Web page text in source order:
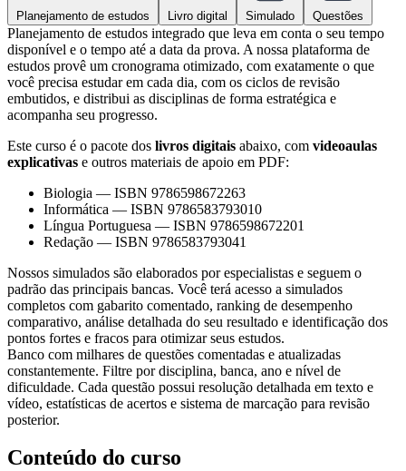
Planejamento de estudos Livro digital Simulado Questões
Planejamento de estudos integrado que leva em conta o seu tempo
disponível e o tempo até a data da prova. A nossa plataforma de
estudos provê um cronograma otimizado, com exatamente o que
você precisa estudar em cada dia, com os ciclos de revisão
embutidos, e distribui as disciplinas de forma estratégica e
acompanha seu progresso.
Este curso é o pacote dos livros digitais abaixo, com videoaulas
explicativas e outros materiais de apoio em PDF:
Biologia — ISBN 9786598672263
Informática — ISBN 9786583793010
Língua Portuguesa — ISBN 9786598672201
Redação — ISBN 9786583793041
Nossos simulados são elaborados por especialistas e seguem o
padrão das principais bancas. Você terá acesso a simulados
completos com gabarito comentado, ranking de desempenho
comparativo, análise detalhada do seu resultado e identificação dos
pontos fortes e fracos para otimizar seus estudos.
Banco com milhares de questões comentadas e atualizadas
constantemente. Filtre por disciplina, banca, ano e nível de
dificuldade. Cada questão possui resolução detalhada em texto e
vídeo, estatísticas de acertos e sistema de marcação para revisão
posterior.
Conteúdo do curso